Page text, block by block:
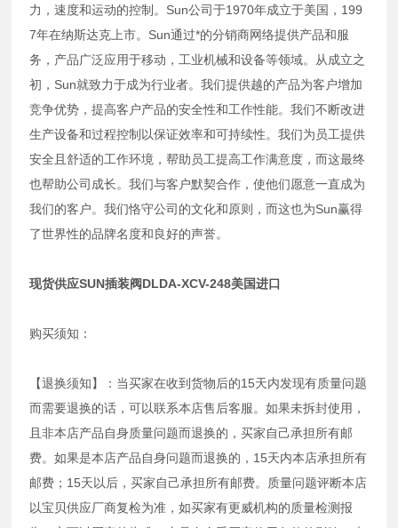
力，速度和运动的控制。Sun公司于1970年成立于美国，199
7年在纳斯达克上市。Sun通过*的分销商网络提供产品和服
务，产品广泛应用于移动，工业机械和设备等领域。从成立之
初，Sun就致力于成为行业者。我们提供越的产品为客户增加
竞争优势，提高客户产品的安全性和工作性能。我们不断改进
生产设备和过程控制以保证效率和可持续性。我们为员工提供
安全且舒适的工作环境，帮助员工提高工作满意度，而这最终
也帮助公司成长。我们与客户默契合作，使他们愿意一直成为
我们的客户。我们恪守公司的文化和原则，而这也为Sun赢得
了世界性的品牌名度和良好的声誉。
现货供应SUN插装阀DLDA-XCV-248美国进口
购买须知：
【退换须知】：当买家在收到货物后的15天内发现有质量问题
而需要退换的话，可以联系本店售后客服。如果未拆封使用，
且非本店产品自身质量问题而退换的，买家自己承担所有邮
费。如果是本店产品自身问题而退换的，15天内本店承担所有
邮费；15天以后，买家自己承担所有邮费。质量问题评断本店
以宝贝供应厂商复检为准，如买家有更威机构的质量检测报